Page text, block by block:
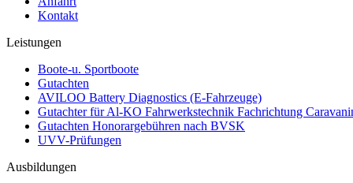
Kontakt
Leistungen
Boote-u. Sportboote
Gutachten
AVILOO Battery Diagnostics (E-Fahrzeuge)
Gutachter für Al-KO Fahrwerkstechnik Fachrichtung
Gutachten Honorargebühren nach BVSK
UVV-Prüfungen
Ausbildungen